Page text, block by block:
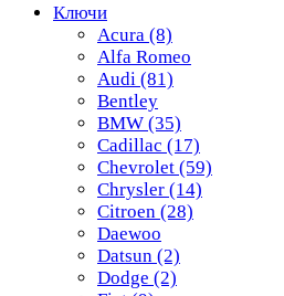
Ключи
Acura (8)
Alfa Romeo
Audi (81)
Bentley
BMW (35)
Cadillac (17)
Chevrolet (59)
Chrysler (14)
Citroen (28)
Daewoo
Datsun (2)
Dodge (2)